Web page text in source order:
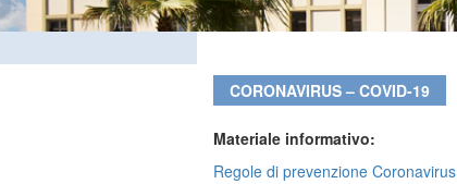
CORONAVIRUS – COVID-19
Materiale informativo:
Regole di prevenzione Coronavirus